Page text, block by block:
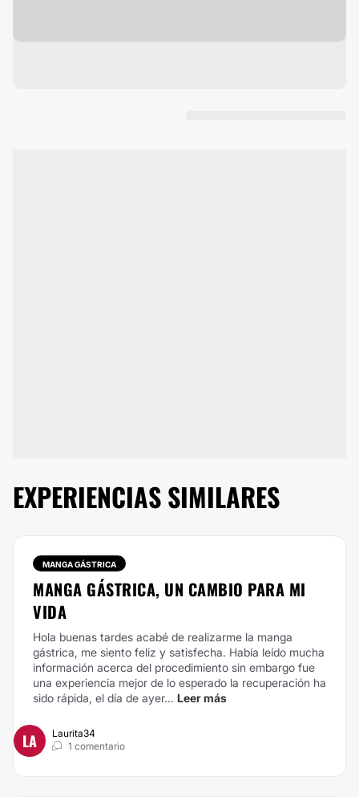
EXPERIENCIAS SIMILARES
MANGA GÁSTRICA
MANGA GÁSTRICA, UN CAMBIO PARA MI
VIDA
Hola buenas tardes acabé de realizarme la manga
gástrica, me siento feliz y satisfecha. Había leído mucha
información acerca del procedimiento sin embargo fue
una experiencia mejor de lo esperado la recuperación ha
sido rápida, el día de ayer... Leer más
LA
Laurita34
1 comentario